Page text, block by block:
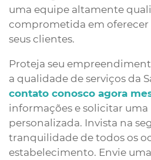
uma equipe altamente
comprometida em oferecer
seus clientes.
Proteja seu
a qualidade de serviços da
contato conosco agora
informações e solicitar
personalizada. Invista na
tranquilidade de todos os
estabelecimento. Envie